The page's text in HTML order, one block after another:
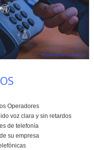
Operadores
voz clara y sin retardos
de telefonía
su empresa